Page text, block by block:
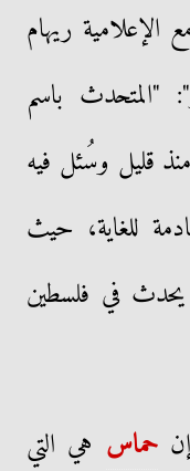
ريهام
"المتحدث باسم
قليل وسُئل فيه
للغاية، حيث
في فلسطين
حماس هي التي